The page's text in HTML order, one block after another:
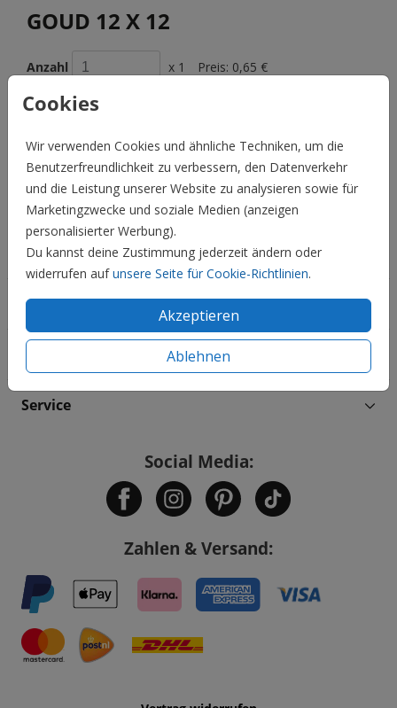
Cookies
Wir verwenden Cookies und ähnliche Techniken, um die
Benutzerfreundlichkeit zu verbessern, den Datenverkehr
und die Leistung unserer Website zu analysieren sowie für
Marketingzwecke und soziale Medien (anzeigen
personalisierter Werbung).
Du kannst deine Zustimmung jederzeit ändern oder
widerrufen aufunsere Seite für Cookie-Richtlinien.
Akzeptieren
Ablehnen
GOUD 12 X 12
Anzahl x 1 Preis: 0,65 €
goud 12 x 12
Preis:0,65 € für 1
Hochzeit
Familie & Feiertage
Service
Social Media:
Zahlen & Versand: